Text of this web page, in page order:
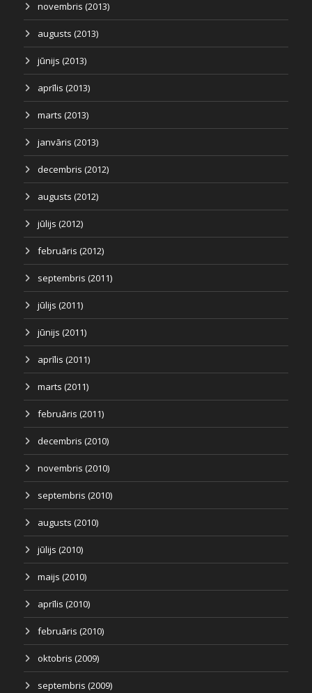
novembris (2013)
augusts (2013)
jūnijs (2013)
aprīlis (2013)
marts (2013)
janvāris (2013)
decembris (2012)
augusts (2012)
jūlijs (2012)
februāris (2012)
septembris (2011)
jūlijs (2011)
jūnijs (2011)
aprīlis (2011)
marts (2011)
februāris (2011)
decembris (2010)
novembris (2010)
septembris (2010)
augusts (2010)
jūlijs (2010)
maijs (2010)
aprīlis (2010)
februāris (2010)
oktobris (2009)
septembris (2009)